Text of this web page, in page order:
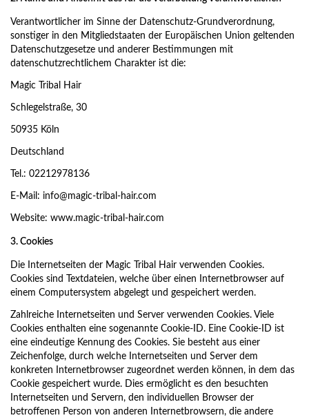
Verantwortlicher im Sinne der Datenschutz-Grundverordnung,
sonstiger in den Mitgliedstaaten der Europäischen Union geltenden
Datenschutzgesetze und anderer Bestimmungen mit
datenschutzrechtlichem Charakter ist die:
Magic Tribal Hair
Schlegelstraße, 30
50935 Köln
Deutschland
Tel.: 02212978136
E-Mail: info@magic-tribal-hair.com
Website: www.magic-tribal-hair.com
3. Cookies
Die Internetseiten der Magic Tribal Hair verwenden Cookies.
Cookies sind Textdateien, welche über einen Internetbrowser auf
einem Computersystem abgelegt und gespeichert werden.
Zahlreiche Internetseiten und Server verwenden Cookies. Viele
Cookies enthalten eine sogenannte Cookie-ID. Eine Cookie-ID ist
eine eindeutige Kennung des Cookies. Sie besteht aus einer
Zeichenfolge, durch welche Internetseiten und Server dem
konkreten Internetbrowser zugeordnet werden können, in dem das
Cookie gespeichert wurde. Dies ermöglicht es den besuchten
Internetseiten und Servern, den individuellen Browser der
betroffenen Person von anderen Internetbrowsern, die andere